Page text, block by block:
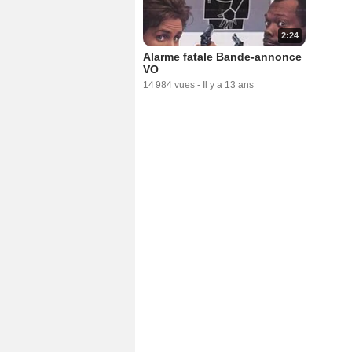
2:24
Alarme fatale Bande-annonce
VO
14 984 vues - Il y a 13 ans